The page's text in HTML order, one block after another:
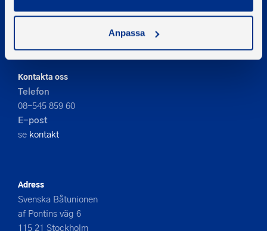
Anpassa
Information om cookies
Kontakta oss
Telefon
08-545 859 60
E-post
se kontakt
Adress
Svenska Båtunionen
af Pontins väg 6
115 21 Stockholm